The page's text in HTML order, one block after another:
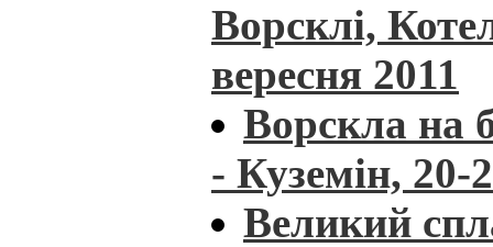
Ворсклі,
вересня 2011
Ворскла на
- Куземін, 20-
Великий